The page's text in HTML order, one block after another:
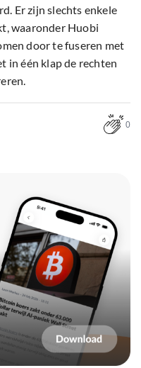
Er zijn slechts enkele
waaronder Huobi
door te fuseren met
in één klap de rechten
0